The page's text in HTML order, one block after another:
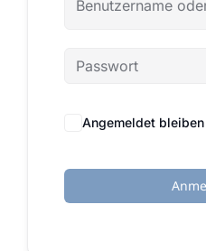
Angemeldet bleiben